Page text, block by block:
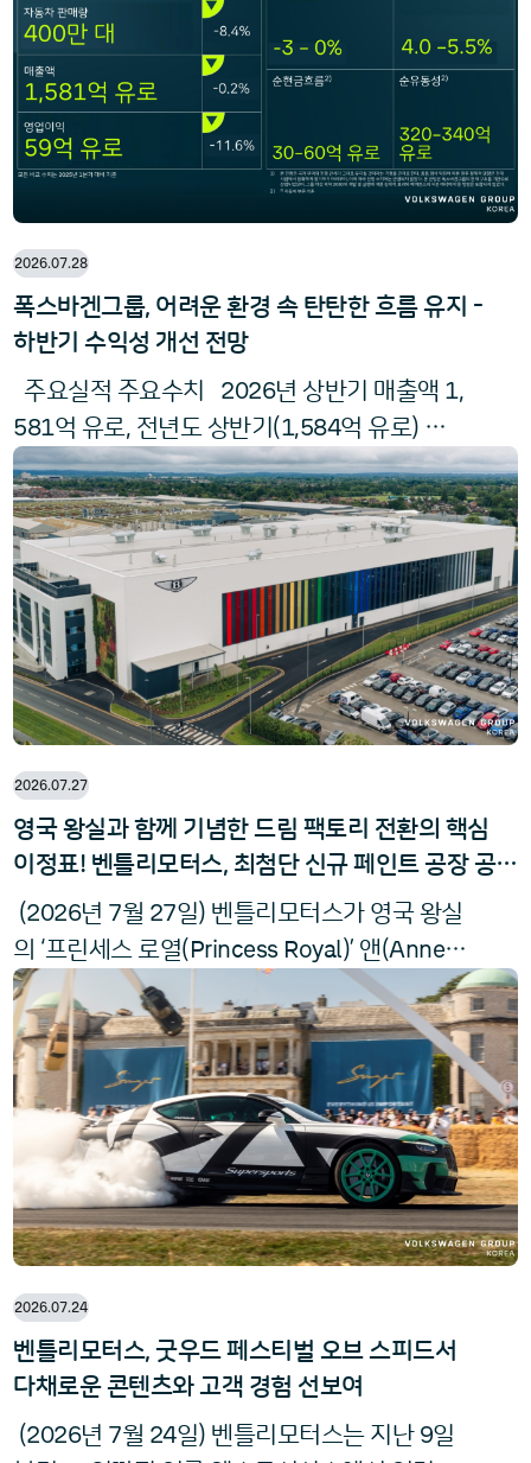
패턴은 벤틀리에서 가장 오랫동안 이어져 온 디
자인 시그니처 요소 중 하나다. 토르칼은 보석을
연상시키는 ‘플로팅 다이아몬드 그릴(
Flo
2026.07.28
폭스바겐그룹, 어려운 환경 속 탄탄한 흐름 유지 -
하반기 수익성 개선 전망
주요실적 주요수치 2026년 상반기 매출액 1,
581억 유로, 전년도 상반기(1,584억 유로) 수
준 유지2026년 상반기 매출액은 어려운 시장
환경 속에서도 전년 동기 수준을 유지했다(-0.2
%). 금융 서비스 부문의 매출 증가(+7.9%)가
자동차 부문의 감소(- 2
%)를 대부분 상쇄했
다.
2026.07.27
영국 왕실과 함께 기념한 드림 팩토리 전환의 핵심
이정표! 벤틀리모터스, 최첨단 신규 페인트 공장 공식
개관
(2026년 7월 27일) 벤틀리모터스가 영국 왕실
의 ‘프린세스 로열(Princess Royal)’ 앤(Anne)
공주를 맞이하며 크루(
Crewe
) 본사에서 최첨
단 신규 페인트 공장을 공식 개관했다. 이번 개
관은 벤틀리의 ‘Beyond100+’ 전략에 따라 추
진 중인 드림 팩토리(Dream Factory) 전환의
핵심 이정표로, 미래 제품 포트폴
2026.07.24
벤틀리모터스, 굿우드 페스티벌 오브 스피드서
다채로운 콘텐츠와 고객 경험 선보여
(2026년 7월 24일) 벤틀리모터스는 지난 9일